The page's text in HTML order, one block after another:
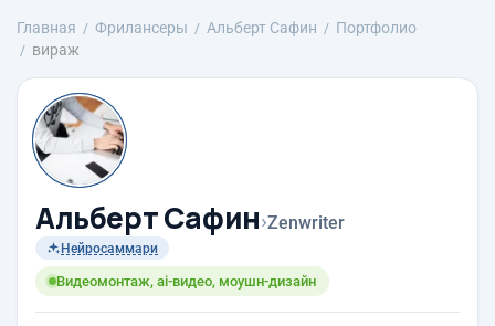
Главная Фрилансеры Альберт Сафин
Портфолио
вираж
Альберт Сафин›Zenwriter
Нейросаммари
Видеомонтаж, ai-видео, моушн-дизайн